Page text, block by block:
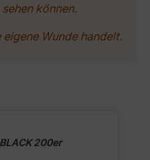
können.
Wunde handelt.
200er